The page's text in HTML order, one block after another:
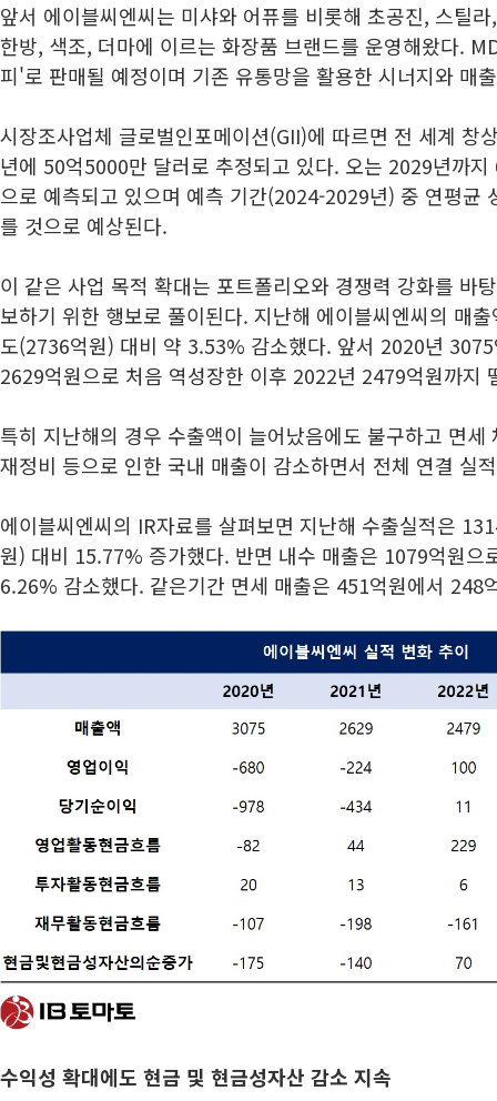
앞서 에이블씨엔씨는 미샤와 어퓨를 비롯해 초공진, 스틸
한방, 색조, 더마에 이르는 화장품 브랜드를 운영해왔다.
피'로 판매될 예정이며 기존 유통망을 활용한 시너지와 매
시장조사업체 글로벌인포메이션(GII)에 따르면 전 세계 창
년에 50억5000만 달러로 추정되고 있다. 오는 2029년까
으로 예측되고 있으며 예측 기간(2024-2029년) 중 연평균
를 것으로 예상된다.
이 같은 사업 목적 확대는 포트폴리오와 경쟁력 강화를 바
보하기 위한 행보로 풀이된다. 지난해 에이블씨엔씨의 매
도(2736억원) 대비 약 3.53% 감소했다. 앞서 2020년
2629억원으로 처음 역성장한 이후 2022년 2479억원까지
특히 지난해의 경우 수출액이 늘어났음에도 불구하고 면세
재정비 등으로 인한 국내 매출이 감소하면서 전체 연결 실
에이블씨엔씨의 IR자료를 살펴보면 지난해 수출실적은
원) 대비 15.77% 증가했다. 반면 내수 매출은 1079억원으
6.26% 감소했다. 같은기간 면세 매출은 451억원에서
수익성 확대에도 현금 및 현금성자산 감소 지속